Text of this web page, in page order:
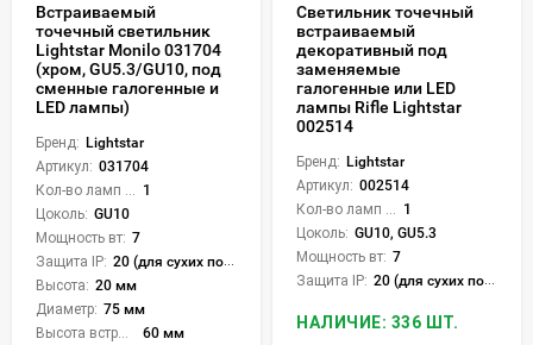
Встраиваемый
точечный светильник
Lightstar Monilo 031704
(хром, GU5.3/GU10, под
сменные галогенные и
LED лампы)
Бренд: Lightstar
Артикул: 031704
1
Цоколь: GU10
Мощность вт: 7
Защита IP: 20 (для сухих пом.)
Высота: 20 мм
Диаметр: 75 мм
60 мм
Светильник точечный
встраиваемый
декоративный под
заменяемые
галогенные или LED
лампы Rifle Lightstar
002514
Бренд: Lightstar
Артикул: 002514
1
Цоколь: GU10, GU5.3
Мощность вт: 7
Защита IP: 20 (для сухих пом.)
НАЛИЧИЕ: 336 ШТ.